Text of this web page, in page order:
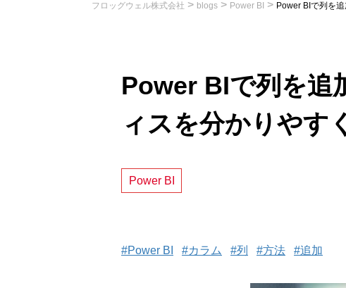
フロッグウェル株式会社 > blogs > Power BI > Power BIで列を
Power BIで列を追
ィスを分かりやす
Power BI
#Power BI #カラム #列 #方法 #追加